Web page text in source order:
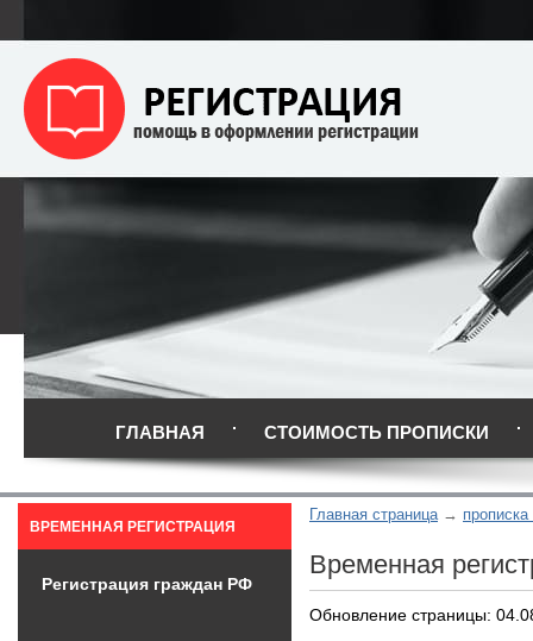
ГЛАВНАЯ СТОИМОСТЬ ПРОПИСКИ
Главная страница
Временная
Обновление страницы:
ВРЕМЕННАЯ РЕГИСТРАЦИЯ
Регистрация граждан РФ